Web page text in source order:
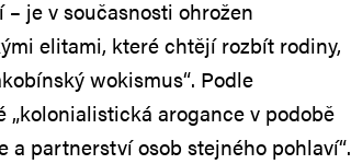
je v současnosti ohrožen
elitami, které chtějí rozbít rodiny,
wokismus“. Podle
arogance v podobě
a partnerství osob stejného pohlaví“.